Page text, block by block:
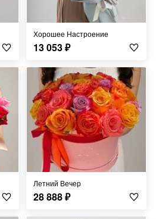
Хорошее Настроение
13 053₽
Летний Вечер
28 888₽